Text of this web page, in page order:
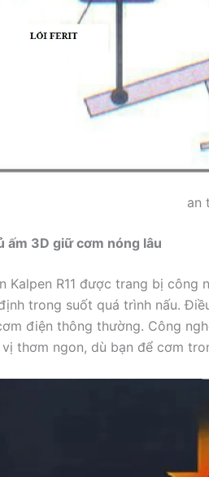
an
ấm 3D giữ cơm nóng lâu
Kalpen R11 được trang bị
trong suốt quá trình nấu.
điện thông thường. Công
thơm ngon, dù bạn để cơm